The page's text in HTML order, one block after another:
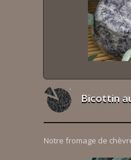
Bicottin
Notre fromage de